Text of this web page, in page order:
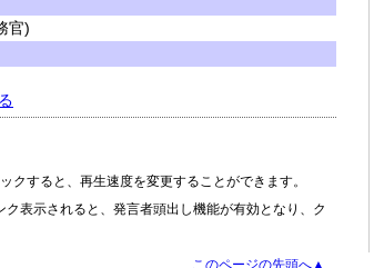
官)
クすると、再生速度を変更することができます。
表示されると、発言者頭出し機能が有効となり、ク
このページの先頭へ▲